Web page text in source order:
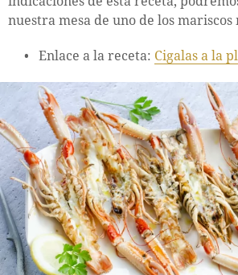
nuestra mesa de uno de los mariscos
Enlace a la receta: Cigalas a la